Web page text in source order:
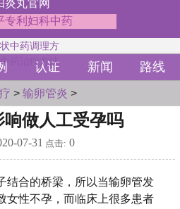
炎丸官网
专利妇科中药
中药调理方
药治疗方法
认证 新闻 路线
> 输卵管炎 >
做人工受孕吗
07-31 点击: 0
结合的桥梁，所以当输卵管发
女性不孕，而临床上很多患者